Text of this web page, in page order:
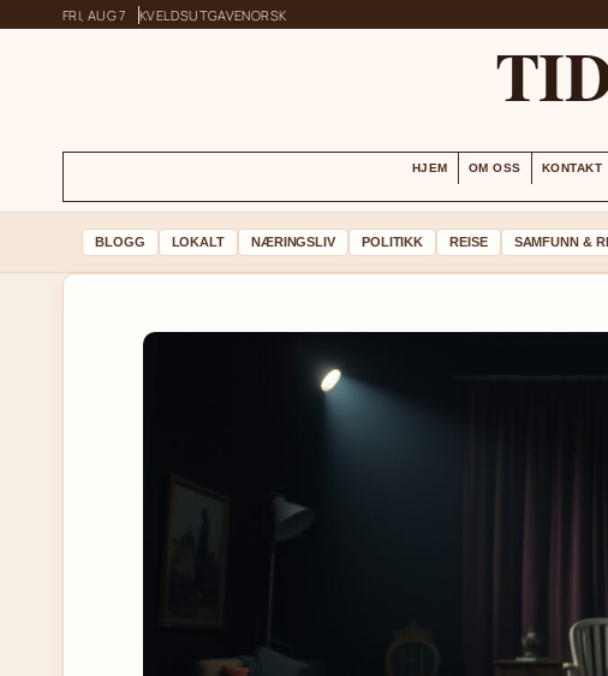
FRI, AUG 7 KVELDSUTGAVENORSK
HJEM OM OSS KONTAKT
BLOGG LOKALT NÆRINGSLIV POLITIKK REISE SAMFUNN &